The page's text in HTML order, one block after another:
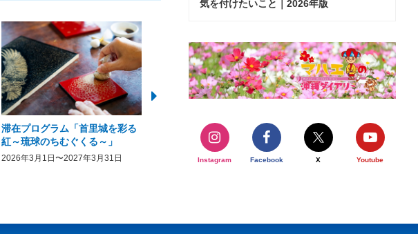
滞在プログラム「首里城を彩る
紅～琉球のちむぐくる～」
2026年3月1日〜2027年3月31日
2026年度 かりゆしビーチ営業
期間および営業時間のお知らせ
2026年3月5日〜2026年10月31日
【期間限定】オーシャ
開催について
2026年3月20日〜2026年11
気を付けたいこと｜2026年版
Instagram Facebook X Youtube